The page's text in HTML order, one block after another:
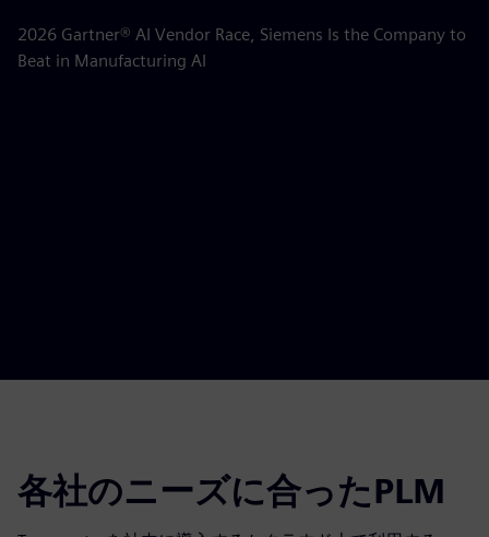
2026 Gartner® AI Vendor Race, Siemens Is the Company to
Beat in Manufacturing AI
各社のニーズに合ったPLM